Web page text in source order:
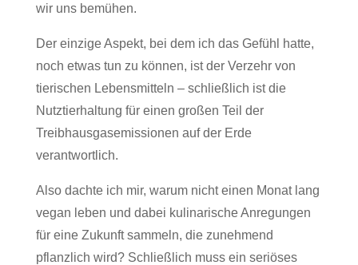
wir uns bemühen.
Der einzige Aspekt, bei dem ich das Gefühl hatte,
noch etwas tun zu können, ist der Verzehr von
tierischen Lebensmitteln – schließlich ist die
Nutztierhaltung für einen großen Teil der
Treibhausgasemissionen auf der Erde
verantwortlich.
Also dachte ich mir, warum nicht einen Monat lang
vegan leben und dabei kulinarische Anregungen
für eine Zukunft sammeln, die zunehmend
pflanzlich wird? Schließlich muss ein seriöses